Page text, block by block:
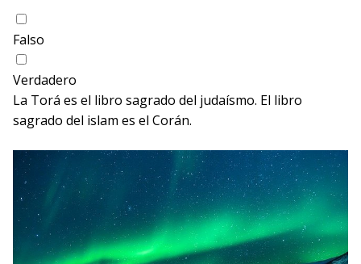
Falso
Verdadero
La Torá es el libro sagrado del judaísmo. El libro
sagrado del islam es el Corán.